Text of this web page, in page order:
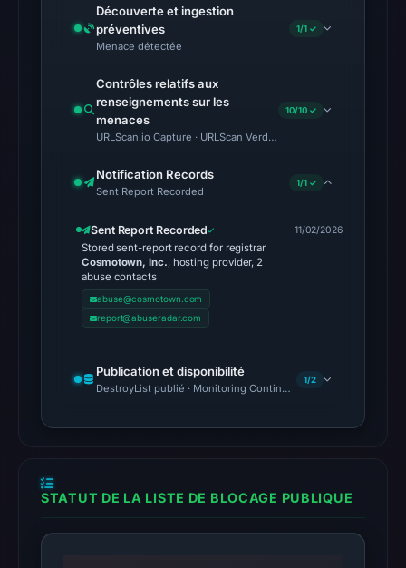
Browsing
flagged
domain
on
Feb
2026
at
20:32
UTC.
Spamhaus
DBL:
DBL_SPAM
14,
at
latest
Découverte et ingestion
préventives
Menace détectée
1/1 ✓
Contrôles relatifs aux
renseignements sur les
menaces
URLScan.io Capture · URLScan Verdict · Cloudflare Radar
10/10 ✓
Notification Records
Sent Report Recorded
1/1 ✓
Sent Report Recorded
Stored sent-report record for registrar
Cosmotown, Inc., hosting provider, 2
abuse contacts
abuse@cosmotown.com
report@abuseradar.com
11/02/2026
Publication et disponibilité
DestroyList publié · Monitoring Continues
1/2
STATUT DE LA LISTE DE BLOCAGE PUBLIQUE